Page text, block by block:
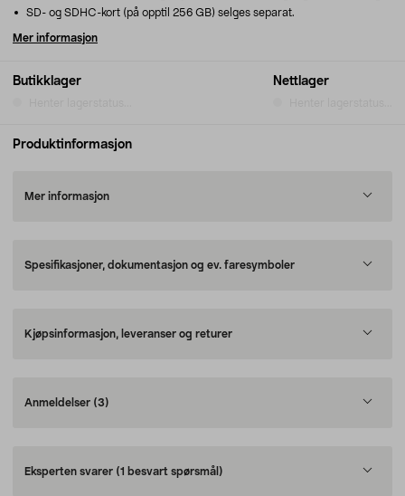
Butikklager Nettlager
SD- og SDHC-kort (på opptil 256 GB) selges separat.
Mer informasjon
Produktinformasjon
Mer informasjon
Spesifikasjoner, dokumentasjon og ev. faresymboler
Kjøpsinformasjon, leveranser og returer
Anmeldelser (3)
Eksperten svarer (1 besvart spørsmål)